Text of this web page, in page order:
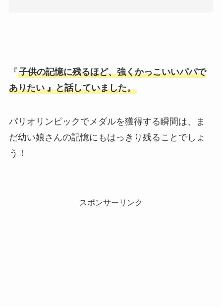
『子供の記憶に残るほど、強くかっこいいパパで
ありたい 』と話していました。
パリオリンピックでメダルを獲得する瞬間は、ま
だ幼い娘さんの記憶にもはっきり残ることでしょ
う！
スポンサーリンク